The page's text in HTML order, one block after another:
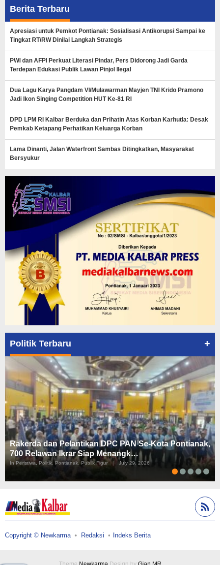
Berita Terbaru
Apresiasi untuk Pemkot Pontianak: Sosialisasi Antikorupsi Sampai ke
Tingkat RT/RW Dinilai Langkah Strategis
PWI dan AFPI Perkuat Literasi Pindar, Pers Didorong Jadi Garda
Terdepan Edukasi Publik Lawan Pinjol Ilegal
Dua Lagu Karya Pangdam VI/Mulawarman Mayjen TNI Krido Pramono
Jadi Ikon Singing Competition HUT Ke-81 RI
DPD LPM RI Kalbar Berduka dan Prihatin Atas Korban Karhutla: Desak
Pemkab Ketapang Perhatikan Keluarga Korban
Lama Dinanti, Jalan Waterfront Sambas Ditingkatkan, Masyarakat
Bersyukur
Politik Terbaru +
Rakerda dan Pelantikan DPC PAN Se-Kota Pontianak,
700 Relawan Ikrar Siap Menangk…
In Peristiwa, Politik, Pontianak, Publik Figur | July 29, 2026
Copyright © Newkarma Redaksi Indeks Berita